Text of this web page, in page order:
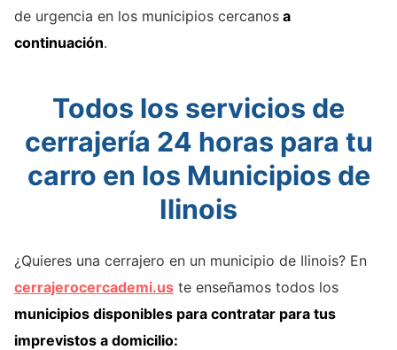
de urgencia en los municipios cercanos a
continuación.
Todos los servicios de
cerrajería 24 horas para tu
carro en los Municipios de
Ilinois
¿Quieres una cerrajero en un municipio de Ilinois? En
cerrajerocercademi.us te enseñamos todos los
municipios disponibles para contratar para tus
imprevistos a domicilio: